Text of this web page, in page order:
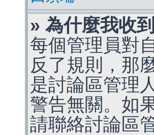
» 為什麼我收
每個管理員對
反了規則，那
是討論區管理
警告無關。如
請聯絡討論區